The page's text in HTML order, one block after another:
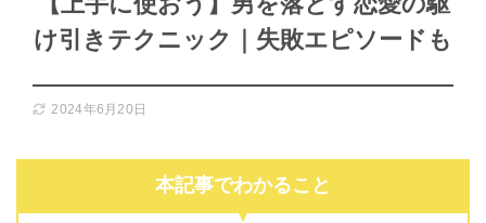
け引きテクニック｜失敗エピソードも
2024年6月20日
本記事でわかること